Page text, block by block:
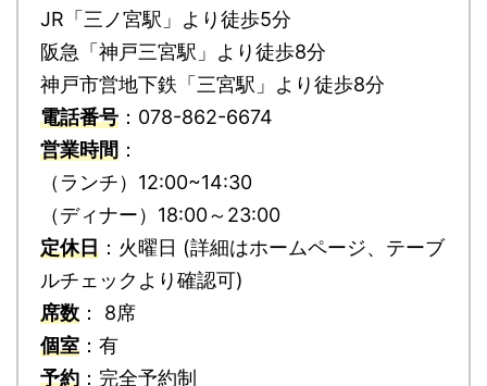
JR「三ノ宮駅」より徒歩5分
阪急「神戸三宮駅」より徒歩8分
神戸市営地下鉄「三宮駅」より徒歩8分
電話番号 ：078-862-6674
営業時間 ：
（ランチ）12:00~14:30
（ディナー）18:00～23:00
定休日 ：火曜日 (詳細はホームページ、テーブ
ルチェックより確認可)
席数 ： 8席
個室 ：有
予約 ：完全予約制